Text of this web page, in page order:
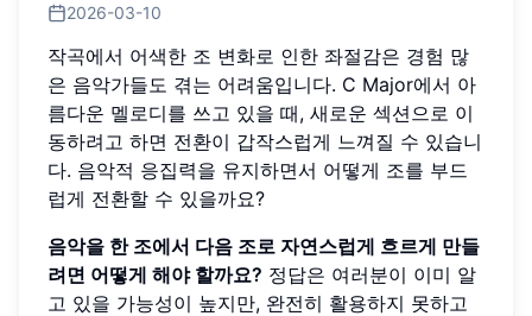
2026-03-10
작곡에서 어색한 조 변화로 인한 좌절감은 경험 많
은 음악가들도 겪는 어려움입니다. C Major에서 아
름다운 멜로디를 쓰고 있을 때, 새로운 섹션으로 이
동하려고 하면 전환이 갑작스럽게 느껴질 수 있습니
다. 음악적 응집력을 유지하면서 어떻게 조를 부드
럽게 전환할 수 있을까요?
음악을 한 조에서 다음 조로 자연스럽게 흐르게 만들
려면 어떻게 해야 할까요? 정답은 여러분이 이미 알
고 있을 가능성이 높지만, 완전히 활용하지 못하고